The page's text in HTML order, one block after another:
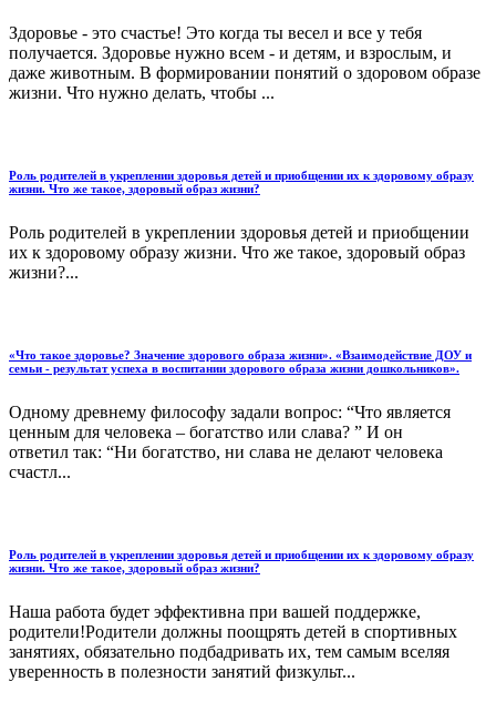
Здоровье - это счастье! Это когда ты весел и все у тебя
получается. Здоровье нужно всем - и детям, и взрослым, и
даже животным. В формировании понятий о здоровом образе
жизни. Что нужно делать, чтобы ...
Роль родителей в укреплении здоровья детей и приобщении их к здоровому образу
жизни. Что же такое, здоровый образ жизни?
Роль родителей в укреплении здоровья детей и приобщении
их к здоровому образу жизни. Что же такое, здоровый образ
жизни?...
«Что такое здоровье? Значение здорового образа жизни». «Взаимодействие ДОУ и
семьи - результат успеха в воспитании здорового образа жизни дошкольников».
Одному древнему философу задали вопрос: “Что является
ценным для человека – богатство или слава? ” И он
ответил так: “Ни богатство, ни слава не делают человека
счастл...
Роль родителей в укреплении здоровья детей и приобщении их к здоровому образу
жизни. Что же такое, здоровый образ жизни?
Наша работа будет эффективна при вашей поддержке,
родители!Родители должны поощрять детей в спортивных
занятиях, обязательно подбадривать их, тем самым вселяя
уверенность в полезности занятий физкульт...